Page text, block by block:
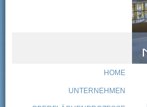
HOME
UNTERNEHMEN